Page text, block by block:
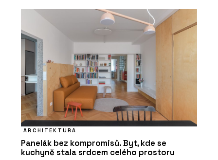
ARCHITEKTURA
Panelák bez kompromisů. Byt, kde se
kuchyně stala srdcem celého prostoru